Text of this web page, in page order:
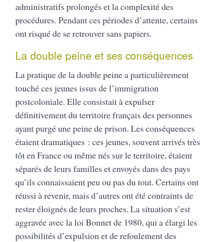
administratifs prolongés et la complexité des
procédures. Pendant ces périodes d’attente, certains
ont risqué de se retrouver sans papiers.
La double peine et ses conséquences
La pratique de la double peine a particulièrement
touché ces jeunes issus de l’immigration
postcoloniale. Elle consistait à expulser
définitivement du territoire français des personnes
ayant purgé une peine de prison. Les conséquences
étaient dramatiques : ces jeunes, souvent arrivés très
tôt en France ou même nés sur le territoire, étaient
séparés de leurs familles et envoyés dans des pays
qu’ils connaissaient peu ou pas du tout. Certains ont
réussi à revenir, mais d’autres ont été contraints de
rester éloignés de leurs proches. La situation s’est
aggravée avec la loi Bonnet de 1980, qui a élargi les
possibilités d’expulsion et de refoulement des